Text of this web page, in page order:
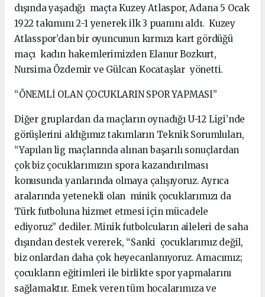
dışında yaşadığı maçta Kuzey Atlaspor, Adana 5 Ocak
1922 takımını 2-1 yenerek ilk 3 puanını aldı. Kuzey
Atlasspor’dan bir oyuncunun kırmızı kart gördüğü
maçı kadın hakemlerimizden Elanur Bozkurt,
Nursima Özdemir ve Gülcan Kocataşlar yönetti.
“ÖNEMLİ OLAN ÇOCUKLARIN SPOR YAPMASI”
Diğer gruplardan da maçların oynadığı U-12 Ligi’nde
görüşlerini aldığımız takımların Teknik Sorumluları,
“Yapılan lig maçlarında alınan başarılı sonuçlardan
çok biz çocuklarımızın spora kazandırılması
konusunda yanlarında olmaya çalışıyoruz. Ayrıca
aralarında yetenekli olan minik çocuklarımızı da
Türk futboluna hizmet etmesi için mücadele
ediyoruz” dediler. Minik futbolcuların aileleri de saha
dışından destek vererek, “Sanki çocuklarımız değil,
biz onlardan daha çok heyecanlanıyoruz. Amacımız;
çocukların eğitimleri ile birlikte spor yapmalarını
sağlamaktır. Emek veren tüm hocalarımıza ve